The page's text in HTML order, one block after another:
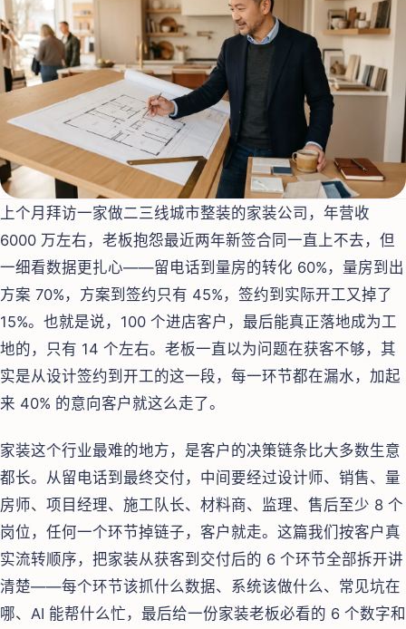
上个月拜访一家做二三线城市整装的家装公司，年营收
6000 万左右，老板抱怨最近两年新签合同一直上不去，但
一细看数据更扎心——留电话到量房的转化 60%，量房到出
方案 70%，方案到签约只有 45%，签约到实际开工又掉了
15%。也就是说，100 个进店客户，最后能真正落地成为工
地的，只有 14 个左右。老板一直以为问题在获客不够，其
实是从设计签约到开工的这一段，每一环节都在漏水，加起
来 40% 的意向客户就这么走了。
家装这个行业最难的地方，是客户的决策链条比大多数生意
都长。从留电话到最终交付，中间要经过设计师、销售、量
房师、项目经理、施工队长、材料商、监理、售后至少 8 个
岗位，任何一个环节掉链子，客户就走。这篇我们按客户真
实流转顺序，把家装从获客到交付后的 6 个环节全部拆开讲
清楚——每个环节该抓什么数据、系统该做什么、常见坑在
哪、AI 能帮什么忙，最后给一份家装老板必看的 6 个数字和